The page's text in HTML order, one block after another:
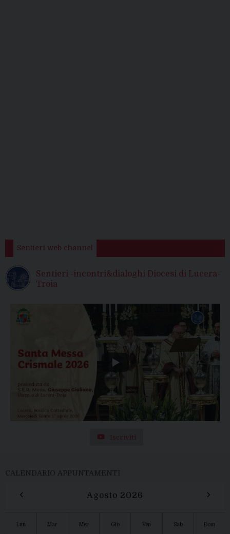
Sentieri web channel
Sentieri -incontri&dialoghi Diocesi di Lucera-
Troia
Iscriviti
CALENDARIO APPUNTAMENTI
‹ Agosto 2026 ›
Lun Mar Mer Gio Ven Sab Dom